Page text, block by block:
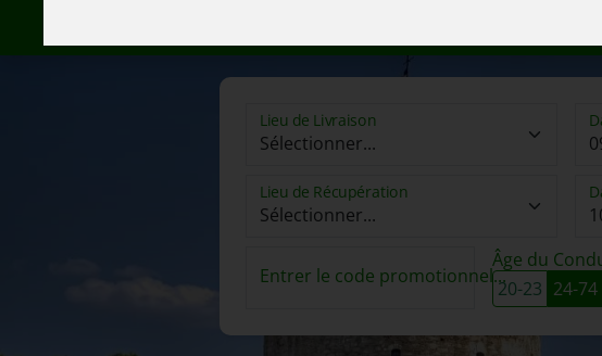
Lieu de Livraison
Lieu de Récupération
Entrer le code promotionnel...
Âge du
20-23 24-74